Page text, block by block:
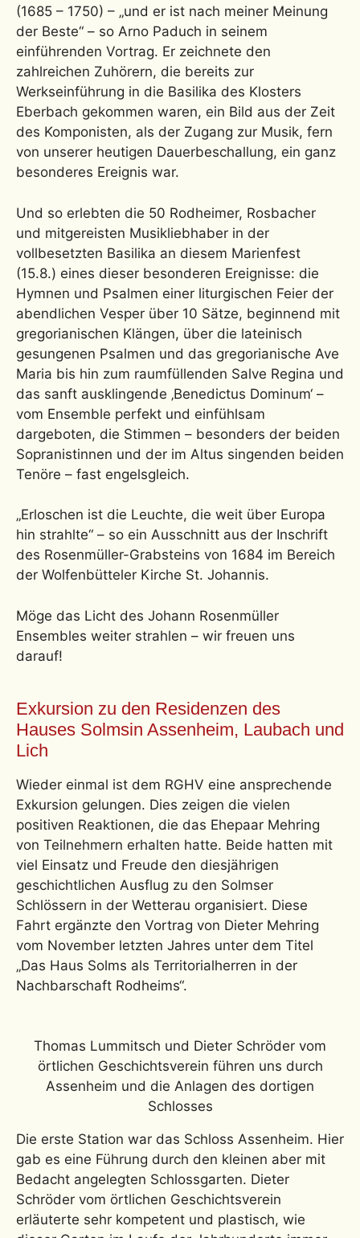
(1685 – 1750) – „und er ist nach meiner Meinung
der Beste“ – so Arno Paduch in seinem
einführenden Vortrag. Er zeichnete den
zahlreichen Zuhörern, die bereits zur
Werkseinführung in die Basilika des Klosters
Eberbach gekommen waren, ein Bild aus der Zeit
des Komponisten, als der Zugang zur Musik, fern
von unserer heutigen Dauerbeschallung, ein ganz
besonderes Ereignis war.
Und so erlebten die 50 Rodheimer, Rosbacher
und mitgereisten Musikliebhaber in der
vollbesetzten Basilika an diesem Marienfest
(15.8.) eines dieser besonderen Ereignisse: die
Hymnen und Psalmen einer liturgischen Feier der
abendlichen Vesper über 10 Sätze, beginnend mit
gregorianischen Klängen, über die lateinisch
gesungenen Psalmen und das gregorianische Ave
Maria bis hin zum raumfüllenden Salve Regina und
das sanft ausklingende ‚Benedictus Dominum‘ –
vom Ensemble perfekt und einfühlsam
dargeboten, die Stimmen – besonders der beiden
Sopranistinnen und der im Altus singenden beiden
Tenöre – fast engelsgleich.
„Erloschen ist die Leuchte, die weit über Europa
hin strahlte“ – so ein Ausschnitt aus der Inschrift
des Rosenmüller-Grabsteins von 1684 im Bereich
der Wolfenbütteler Kirche St. Johannis.
Möge das Licht des Johann Rosenmüller
Ensembles weiter strahlen – wir freuen uns
darauf!
Exkursion zu den Residenzen des
Hauses Solmsin Assenheim, Laubach und
Lich
Wieder einmal ist dem RGHV eine ansprechende
Exkursion gelungen. Dies zeigen die vielen
positiven Reaktionen, die das Ehepaar Mehring
von Teilnehmern erhalten hatte. Beide hatten mit
viel Einsatz und Freude den diesjährigen
geschichtlichen Ausflug zu den Solmser
Schlössern in der Wetterau organisiert. Diese
Fahrt ergänzte den Vortrag von Dieter Mehring
vom November letzten Jahres unter dem Titel
„Das Haus Solms als Territorialherren in der
Nachbarschaft Rodheims“.
Thomas Lummitsch und Dieter Schröder vom
örtlichen Geschichtsverein führen uns durch
Assenheim und die Anlagen des dortigen
Schlosses
Die erste Station war das Schloss Assenheim. Hier
gab es eine Führung durch den kleinen aber mit
Bedacht angelegten Schlossgarten. Dieter
Schröder vom örtlichen Geschichtsverein
erläuterte sehr kompetent und plastisch, wie